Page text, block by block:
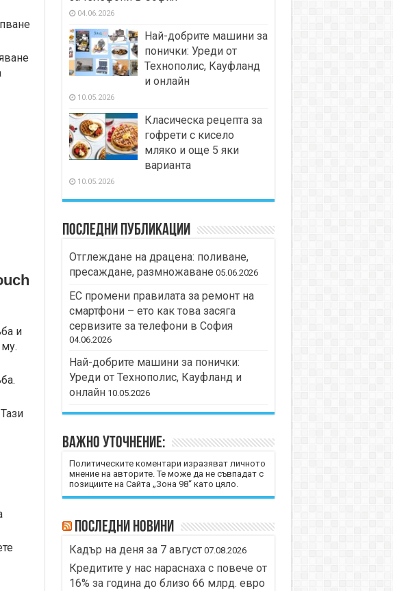
и
04.06.2026
Най-добрите машини за
понички: Уреди от
Технополис, Кауфланд
и онлайн
10.05.2026
Класическа рецепта за
гофрети с кисело
мляко и още 5 яки
варианта
10.05.2026
Последни публикации
Отглеждане на драцена: поливане,
пресаждане, размножаване 05.06.2026
ЕС промени правилата за ремонт на
смартфони – ето как това засяга
сервизите за телефони в София
04.06.2026
Най-добрите машини за понички:
Уреди от Технополис, Кауфланд и
онлайн 10.05.2026
Важно уточнение:
Политическите коментари изразяват личното
мнение на авторите. Те може да не съвпадат с
позициите на Сайта „Зона 98“ като цяло.
Последни новини
Кадър на деня за 7 август 07.08.2026
Кредитите у нас нараснаха с повече от
16% за година до близо 66 млрд. евро